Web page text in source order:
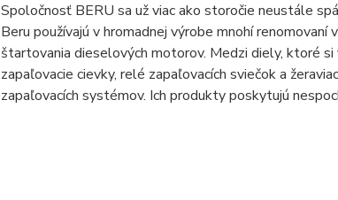
Spoločnosť BERU sa už viac ako storočie neustále
Beru používajú v hromadnej výrobe mnohí
štartovania dieselových motorov. Medzi diely, ktoré si
zapaľovacie cievky, relé zapaľovacích sviečok a
zapaľovacích systémov. Ich produkty poskytujú